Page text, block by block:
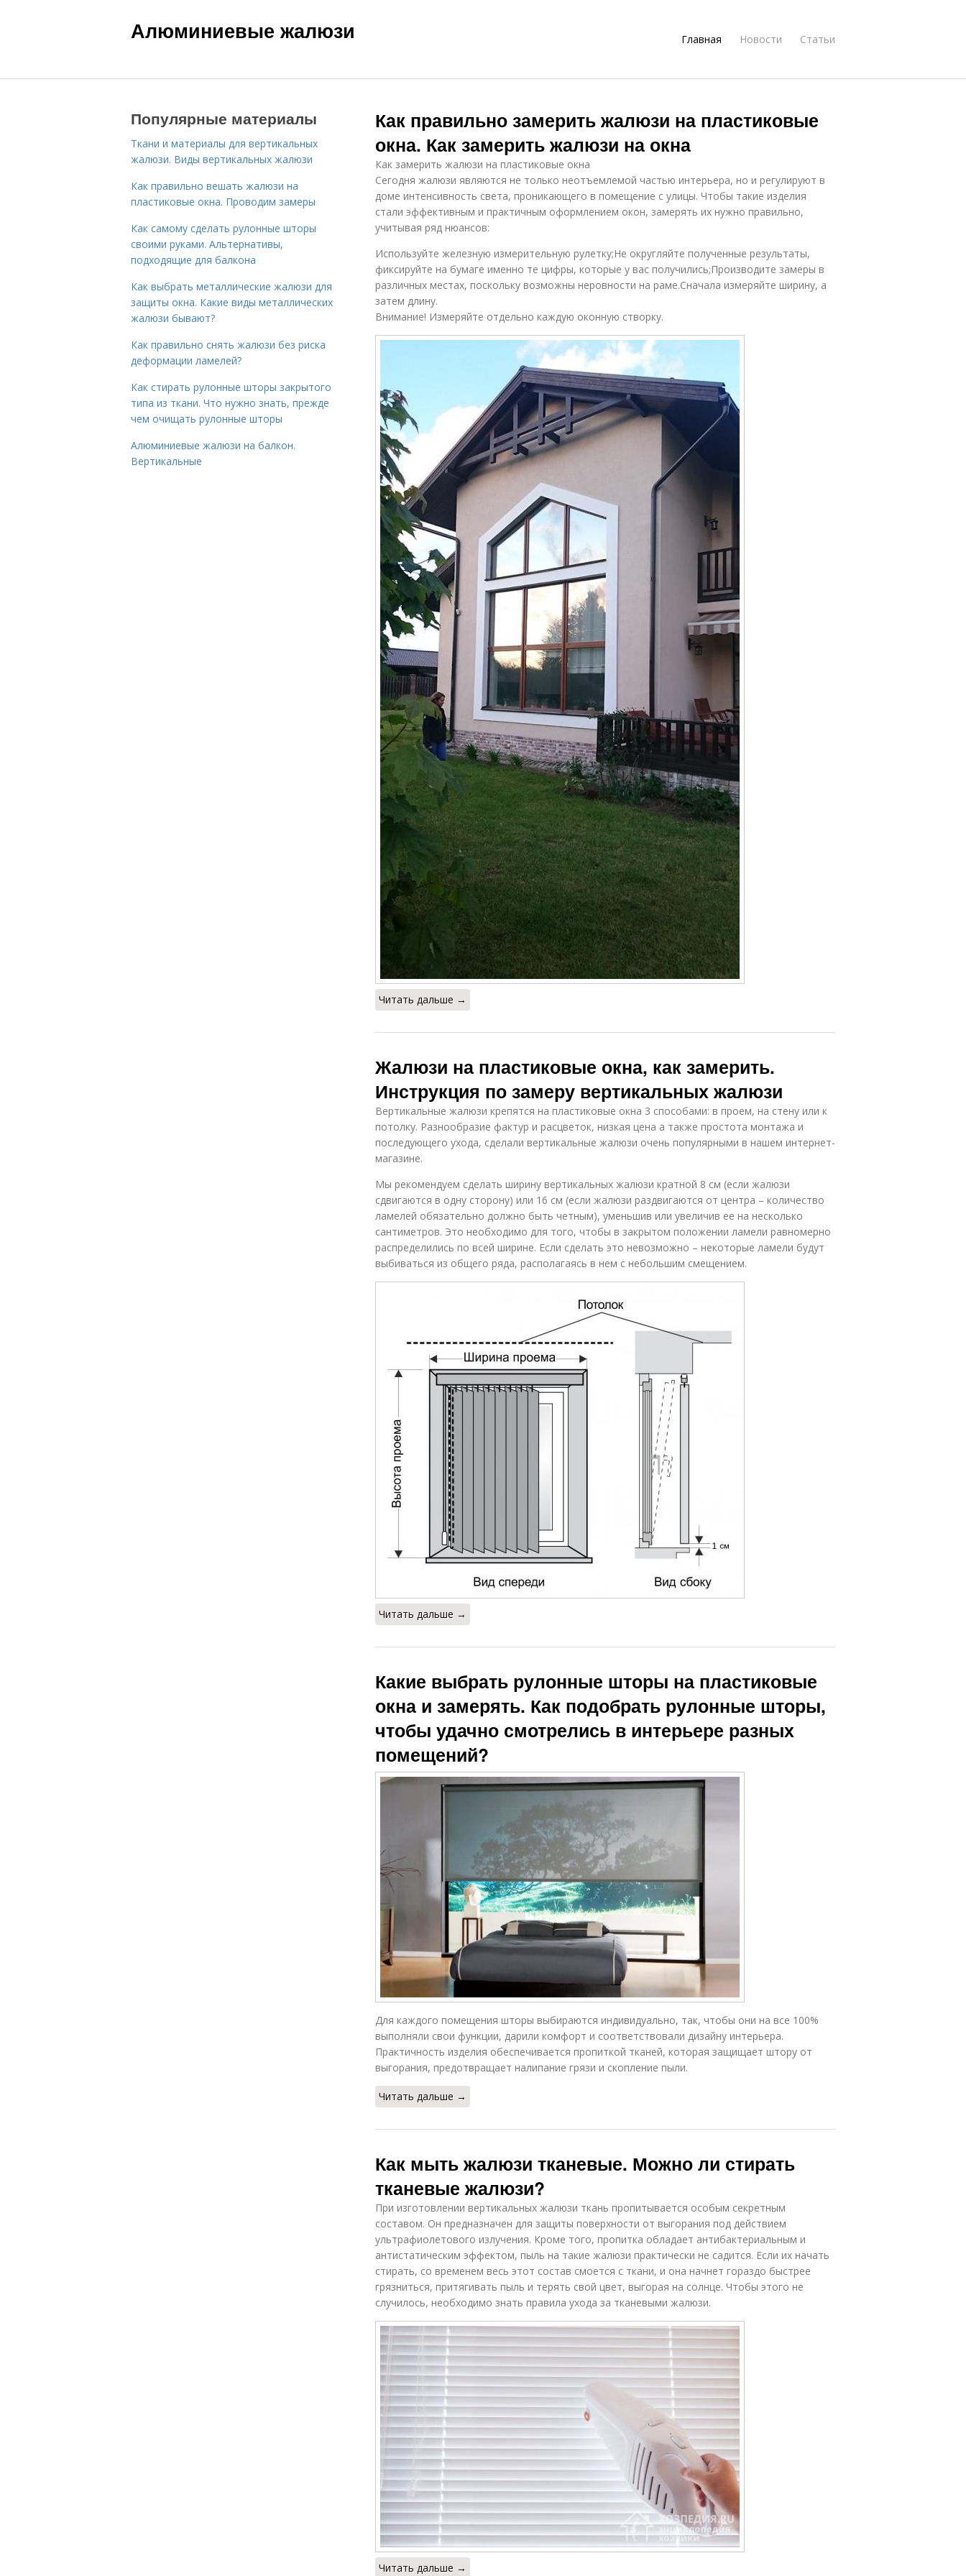
Алюминиевые жалюзи Главная Новости Статьи
Как правильно замерить жалюзи на пластиковые
окна. Как замерить жалюзи на окна
Как замерить жалюзи на пластиковые окна
Сегодня жалюзи являются не только неотъемлемой частью интерьера, но и регулируют в
доме интенсивность света, проникающего в помещение с улицы. Чтобы такие изделия
стали эффективным и практичным оформлением окон, замерять их нужно правильно,
учитывая ряд нюансов:
Используйте железную измерительную рулетку;Не округляйте полученные результаты,
фиксируйте на бумаге именно те цифры, которые у вас получились;Производите замеры в
различных местах, поскольку возможны неровности на раме.Сначала измеряйте ширину, а
затем длину.
Внимание! Измеряйте отдельно каждую оконную створку.
Читать дальше →
Жалюзи на пластиковые окна, как замерить.
Инструкция по замеру вертикальных жалюзи
Вертикальные жалюзи крепятся на пластиковые окна 3 способами: в проем, на стену или к
потолку. Разнообразие фактур и расцветок, низкая цена а также простота монтажа и
последующего ухода, сделали вертикальные жалюзи очень популярными в нашем интернет-
магазине.
Мы рекомендуем сделать ширину вертикальных жалюзи кратной 8 см (если жалюзи
сдвигаются в одну сторону) или 16 см (если жалюзи раздвигаются от центра – количество
ламелей обязательно должно быть четным), уменьшив или увеличив ее на несколько
сантиметров. Это необходимо для того, чтобы в закрытом положении ламели равномерно
распределились по всей ширине. Если сделать это невозможно – некоторые ламели будут
выбиваться из общего ряда, располагаясь в нем с небольшим смещением.
Читать дальше →
Какие выбрать рулонные шторы на пластиковые
окна и замерять. Как подобрать рулонные шторы,
чтобы удачно смотрелись в интерьере разных
помещений?
Для каждого помещения шторы выбираются индивидуально, так, чтобы они на все 100%
выполняли свои функции, дарили комфорт и соответствовали дизайну интерьера.
Практичность изделия обеспечивается пропиткой тканей, которая защищает штору от
выгорания, предотвращает налипание грязи и скопление пыли.
Читать дальше →
Как мыть жалюзи тканевые. Можно ли стирать
тканевые жалюзи?
При изготовлении вертикальных жалюзи ткань пропитывается особым секретным
составом. Он предназначен для защиты поверхности от выгорания под действием
ультрафиолетового излучения. Кроме того, пропитка обладает антибактериальным и
антистатическим эффектом, пыль на такие жалюзи практически не садится. Если их начать
стирать, со временем весь этот состав смоется с ткани, и она начнет гораздо быстрее
грязниться, притягивать пыль и терять свой цвет, выгорая на солнце. Чтобы этого не
случилось, необходимо знать правила ухода за тканевыми жалюзи.
Читать дальше →
Популярные материалы
Ткани и материалы для вертикальных
жалюзи. Виды вертикальных жалюзи
Как правильно вешать жалюзи на
пластиковые окна. Проводим замеры
Как самому сделать рулонные шторы
своими руками. Альтернативы,
подходящие для балкона
Как выбрать металлические жалюзи для
защиты окна. Какие виды металлических
жалюзи бывают?
Как правильно снять жалюзи без риска
деформации ламелей?
Как стирать рулонные шторы закрытого
типа из ткани. Что нужно знать, прежде
чем очищать рулонные шторы
Алюминиевые жалюзи на балкон.
Вертикальные